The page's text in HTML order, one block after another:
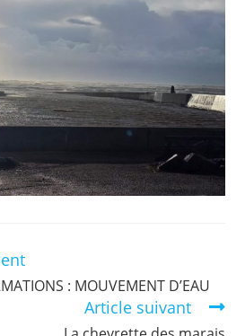
: MOUVEMENT D’EAU
Article suivant